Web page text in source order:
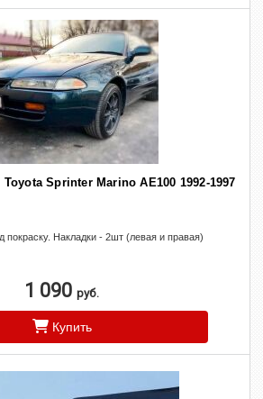
Sprinter Marino AE100 1992-1997
покраску. Накладки - 2шт (левая и правая)
1 090 руб.
Купить